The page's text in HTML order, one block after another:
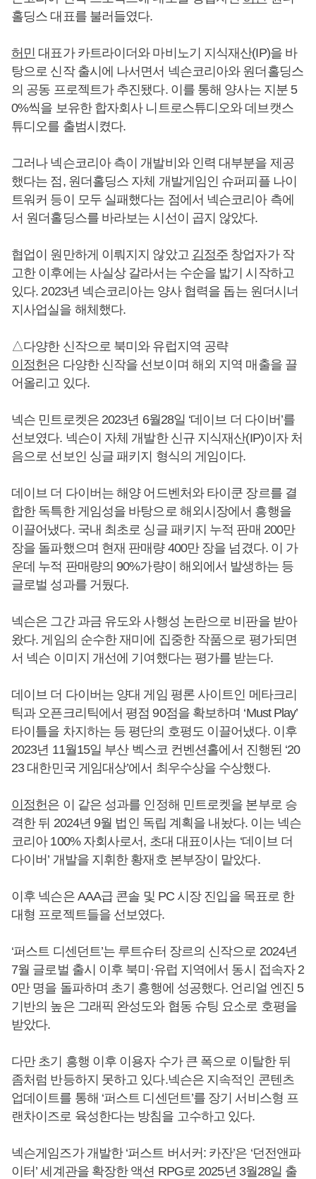
홀딩스 대표를 불러들였다.
허민 대표가 카트라이더와 마비노기 지식재산(IP)을 바
탕으로 신작 출시에 나서면서 넥슨코리아와 원더홀딩스
의 공동 프로젝트가 추진됐다. 이를 통해 양사는 지분 5
0%씩을 보유한 합자회사 니트로스튜디오와 데브캣스
튜디오를 출범시켰다.
그러나 넥슨코리아 측이 개발비와 인력 대부분을 제공
했다는 점, 원더홀딩스 자체 개발게임인 슈퍼피플 나이
트워커 등이 모두 실패했다는 점에서 넥슨코리아 측에
서 원더홀딩스를 바라보는 시선이 곱지 않았다.
협업이 원만하게 이뤄지지 않았고 김정주 창업자가 작
고한 이후에는 사실상 갈라서는 수순을 밟기 시작하고
있다. 2023년 넥슨코리아는 양사 협력을 돕는 원더시너
지사업실을 해체했다.
△다양한 신작으로 북미와 유럽지역 공략
이정헌은 다양한 신작을 선보이며 해외 지역 매출을 끌
어올리고 있다.
넥슨 민트로켓은 2023년 6월28일 ‘데이브 더 다이버’를
선보였다. 넥슨이 자체 개발한 신규 지식재산(IP)이자 처
음으로 선보인 싱글 패키지 형식의 게임이다.
데이브 더 다이버는 해양 어드벤처와 타이쿤 장르를 결
합한 독특한 게임성을 바탕으로 해외시장에서 흥행을
이끌어냈다. 국내 최초로 싱글 패키지 누적 판매 200만
장을 돌파했으며 현재 판매량 400만 장을 넘겼다. 이 가
운데 누적 판매량의 90%가량이 해외에서 발생하는 등
글로벌 성과를 거뒀다.
넥슨은 그간 과금 유도와 사행성 논란으로 비판을 받아
왔다. 게임의 순수한 재미에 집중한 작품으로 평가되면
서 넥슨 이미지 개선에 기여했다는 평가를 받는다.
데이브 더 다이버는 양대 게임 평론 사이트인 메타크리
틱과 오픈크리틱에서 평점 90점을 확보하며 ‘Must Play’
타이틀을 차지하는 등 평단의 호평도 이끌어냈다. 이후
2023년 11월15일 부산 벡스코 컨벤션홀에서 진행된 ‘20
23 대한민국 게임대상’에서 최우수상을 수상했다.
이정헌은 이 같은 성과를 인정해 민트로켓을 본부로 승
격한 뒤 2024년 9월 법인 독립 계획을 내놨다. 이는 넥슨
코리아 100% 자회사로서, 초대 대표이사는 ‘데이브 더
다이버’ 개발을 지휘한 황재호 본부장이 맡았다.
이후 넥슨은 AAA급 콘솔 및 PC 시장 진입을 목표로 한
대형 프로젝트들을 선보였다.
‘퍼스트 디센던트’는 루트슈터 장르의 신작으로 2024년
7월 글로벌 출시 이후 북미·유럽 지역에서 동시 접속자 2
0만 명을 돌파하며 초기 흥행에 성공했다. 언리얼 엔진 5
기반의 높은 그래픽 완성도와 협동 슈팅 요소로 호평을
받았다.
다만 초기 흥행 이후 이용자 수가 큰 폭으로 이탈한 뒤
좀처럼 반등하지 못하고 있다.넥슨은 지속적인 콘텐츠
업데이트를 통해 ‘퍼스트 디센던트’를 장기 서비스형 프
랜차이즈로 육성한다는 방침을 고수하고 있다.
넥슨게임즈가 개발한 ‘퍼스트 버서커: 카잔’은 ‘던전앤파
이터’ 세계관을 확장한 액션 RPG로 2025년 3월28일 출